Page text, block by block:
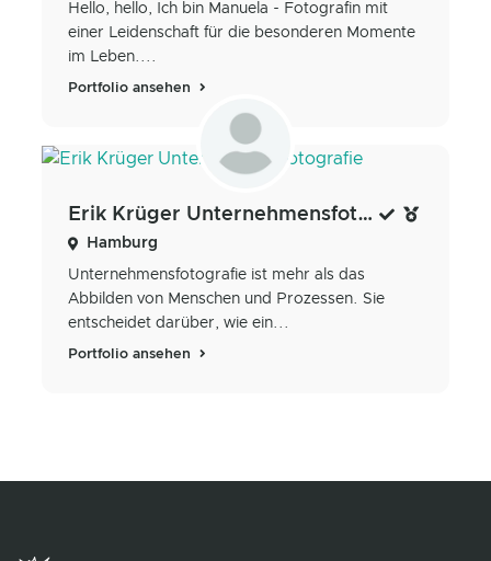
Hello, hello, Ich bin Manuela - Fotografin mit
einer Leidenschaft für die besonderen Momente
im Leben....
Portfolio ansehen
Erik Krüger Unternehmensfotografie
Hamburg
Unternehmensfotografie ist mehr als das
Abbilden von Menschen und Prozessen. Sie
entscheidet darüber, wie ein...
Portfolio ansehen